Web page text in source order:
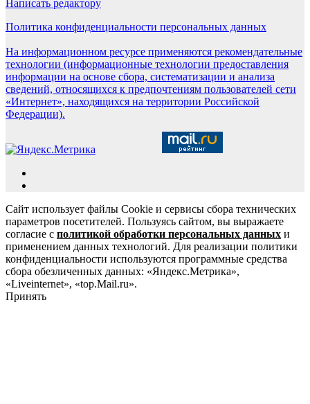
Написать редактору
Политика конфиденциальности персональных данных
На информационном ресурсе применяются рекомендательные
технологии (информационные технологии предоставления
информации на основе сбора, систематизации и анализа
сведений, относящихся к предпочтениям пользователей сети
«Интернет», находящихся на территории Российской
Федерации).
Сайт использует файлы Cookie и сервисы сбора технических
параметров посетителей. Пользуясь сайтом, вы выражаете
согласие с политикой обработки персональных данных и
применением данных технологий. Для реализации политики
конфиденциальности используются программные средства
сбора обезличенных данных: «Яндекс.Метрика»,
«Liveinternet», «top.Mail.ru».
Принять